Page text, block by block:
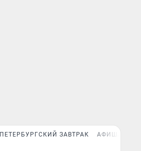
ПЕТЕРБУРГСКИЙ ЗАВТРАК АФИША PLUS